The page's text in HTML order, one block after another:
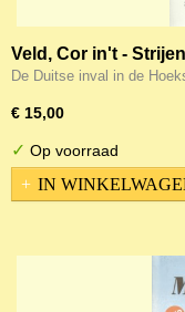
Veld, Cor in't -
Wereldoorlog
De Duitse inval in de
€ 15,00
✓ Op voorraad
IN